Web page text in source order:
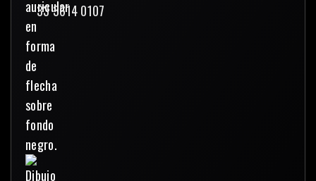
33 3614 0107